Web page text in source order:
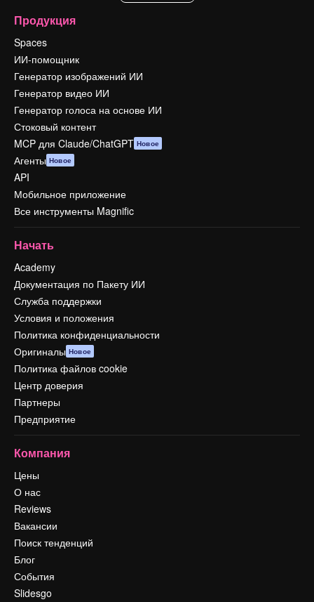
Продукция
Spaces
ИИ-помощник
Генератор изображений ИИ
Генератор видео ИИ
Генератор голоса на основе ИИ
Стоковый контент
MCP для Claude/ChatGPT Новое
Агенты Новое
API
Мобильное приложение
Все инструменты Magnific
Начать
Academy
Документация по Пакету ИИ
Служба поддержки
Условия и положения
Политика конфиденциальности
Оригиналы Новое
Политика файлов cookie
Центр доверия
Партнеры
Предприятие
Компания
Цены
О нас
Reviews
Вакансии
Поиск тенденций
Блог
События
Slidesgo